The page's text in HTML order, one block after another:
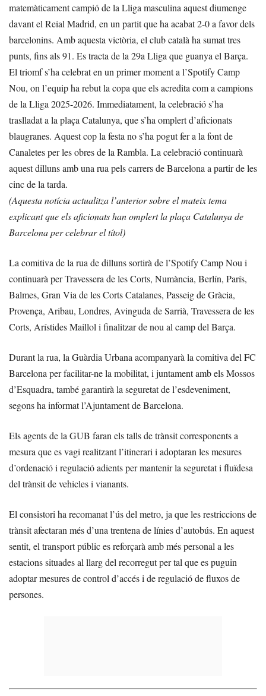
matemàticament campió de la Lliga masculina aquest diumenge
davant el Reial Madrid, en un partit que ha acabat 2-0 a favor dels
barcelonins. Amb aquesta victòria, el club català ha sumat tres
punts, fins als 91. Es tracta de la 29a Lliga que guanya el Barça.
El triomf s’ha celebrat en un primer moment a l’Spotify Camp
Nou, on l’equip ha rebut la copa que els acredita com a campions
de la Lliga 2025-2026. Immediatament, la celebració s’ha
traslladat a la plaça Catalunya, que s’ha omplert d’aficionats
blaugranes. Aquest cop la festa no s’ha pogut fer a la font de
Canaletes per les obres de la Rambla. La celebració continuarà
aquest dilluns amb una rua pels carrers de Barcelona a partir de les
cinc de la tarda.
(Aquesta notícia actualitza l’anterior sobre el mateix tema
explicant que els aficionats han omplert la plaça Catalunya de
Barcelona per celebrar el títol)
La comitiva de la rua de dilluns sortirà de l’Spotify Camp Nou i
continuarà per Travessera de les Corts, Numància, Berlín, París,
Balmes, Gran Via de les Corts Catalanes, Passeig de Gràcia,
Provença, Aribau, Londres, Avinguda de Sarrià, Travessera de les
Corts, Arístides Maillol i finalitzar de nou al camp del Barça.
Durant la rua, la Guàrdia Urbana acompanyarà la comitiva del FC
Barcelona per facilitar-ne la mobilitat, i juntament amb els Mossos
d’Esquadra, també garantirà la seguretat de l’esdeveniment,
segons ha informat l’Ajuntament de Barcelona.
Els agents de la GUB faran els talls de trànsit corresponents a
mesura que es vagi realitzant l’itinerari i adoptaran les mesures
d’ordenació i regulació adients per mantenir la seguretat i fluïdesa
del trànsit de vehicles i vianants.
El consistori ha recomanat l’ús del metro, ja que les restriccions de
trànsit afectaran més d’una trentena de línies d’autobús. En aquest
sentit, el transport públic es reforçarà amb més personal a les
estacions situades al llarg del recorregut per tal que es puguin
adoptar mesures de control d’accés i de regulació de fluxos de
persones.